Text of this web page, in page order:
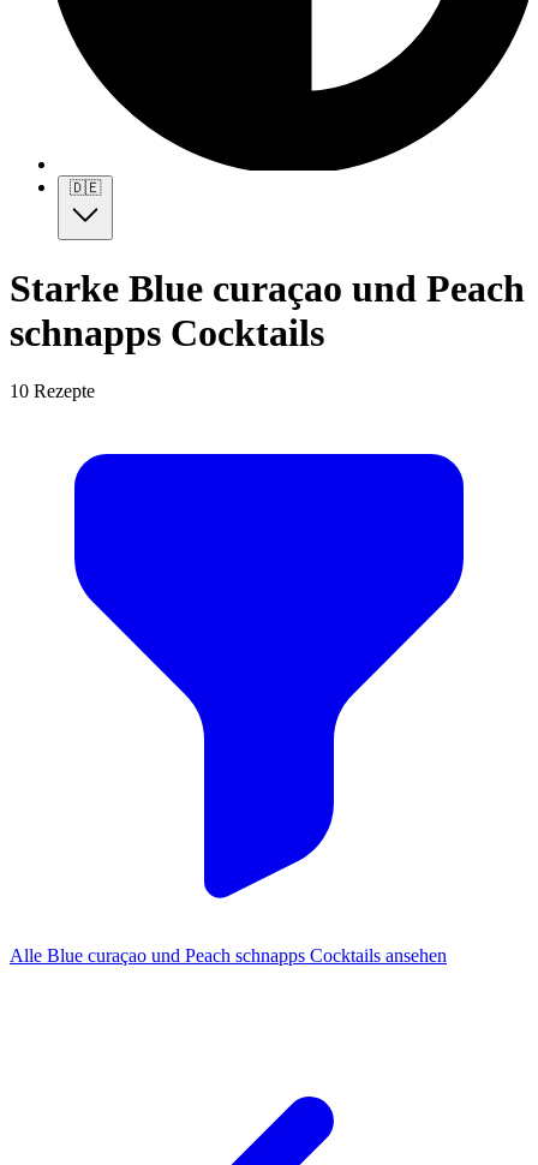
🇩🇪
Starke Blue curaçao und Peach
schnapps Cocktails
10 Rezepte
Alle Blue curaçao und Peach schnapps Cocktails ansehen